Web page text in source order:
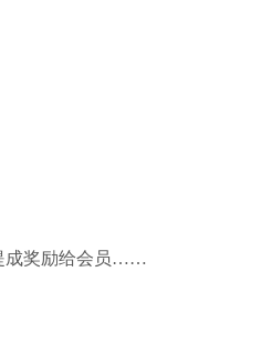
成奖励给会员……